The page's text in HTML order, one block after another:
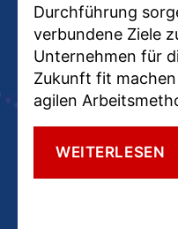
Durchführung
verbundene Ziele
Unternehmen für
Zukunft fit
agilen
WEITERLESEN